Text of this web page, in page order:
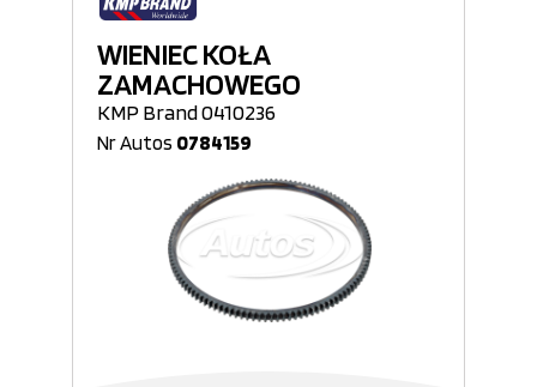
WIENIEC KOŁA
ZAMACHOWEGO
KMP Brand 0410236
Nr Autos 0784159